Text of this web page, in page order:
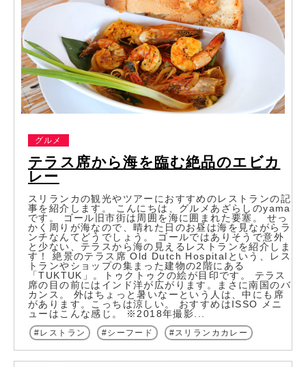
テラス席から海を臨む絶品のエビカ
レー
グルメ
スリランカの観光やツアーにおすすめのレストランの記
事を紹介します。 こんにちは、グルメあざらしのyama
です。 ゴール旧市街は周囲を海に囲まれた要塞。 せっ
かく周りが海なので、晴れた日のお昼は海を見ながらラ
ンチなんてどうでしょう。 ゴールではありそうで意外
と少ない、テラスから海の見えるレストランを紹介しま
す！ 絶景のテラス席 Old Dutch Hospitalという、レス
トランやショップの集まった建物の2階にある
「TUKTUK」。トゥクトゥクの絵が目印です。 テラス
席の目の前にはインド洋が広がります。まさに南国のバ
カンス。 外はちょっと暑いなーという人は、中にも席
があります。こっちは涼しい。 おすすめはISSO メニ
ューはこんな感じ。 ※2018年撮影...
レストラン シーフード スリランカカレー